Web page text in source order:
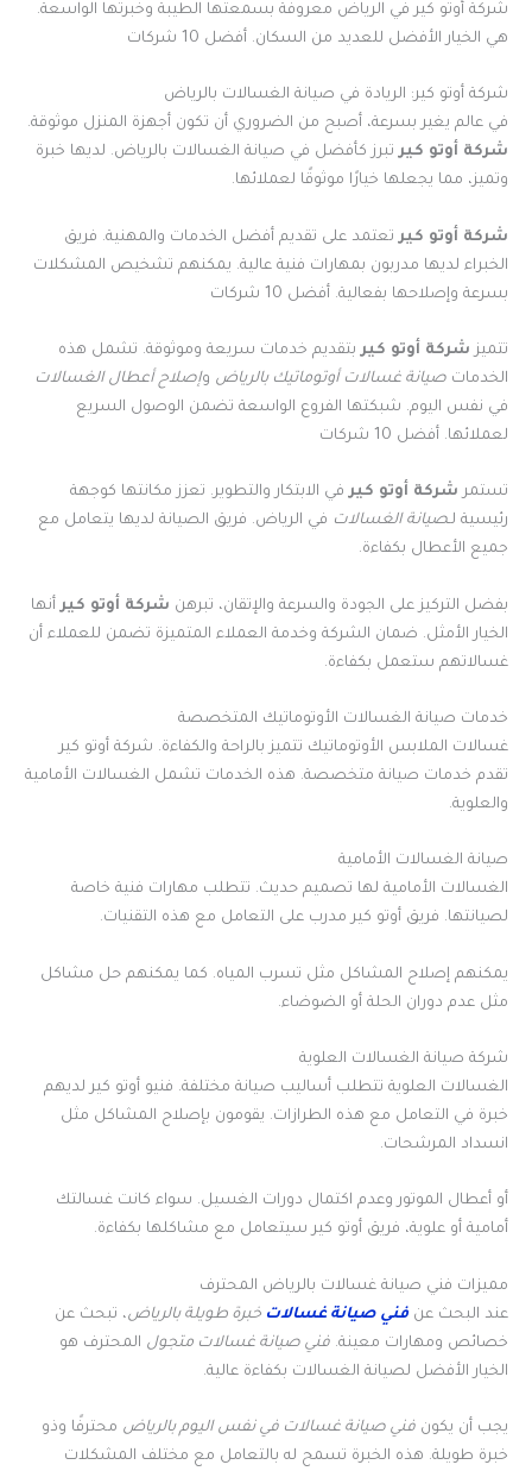
شركة أوتو كير في الرياض معروفة بسمعتها الطيبة وخبرتها الواسعة.
هي الخيار الأفضل للعديد من السكان. أفضل 10 شركات
شركة أوتو كير: الريادة في صيانة الغسالات بالرياض
في عالم يغير بسرعة، أصبح من الضروري أن تكون أجهزة المنزل موثوقة.
شركة أوتو كيرتبرز كأفضل في صيانة الغسالات بالرياض. لديها خبرة
وتميز، مما يجعلها خيارًا موثوقًا لعملائها.
شركة أوتو كير تعتمد على تقديم أفضل الخدمات والمهنية. فريق
الخبراء لديها مدربون بمهارات فنية عالية. يمكنهم تشخيص المشكلات
بسرعة وإصلاحها بفعالية. أفضل 10 شركات
تتميز شركة أوتو كيربتقديم خدمات سريعة وموثوقة. تشمل هذه
الخدمات صيانة غسالات أوتوماتيك بالرياض وإصلاح أعطال الغسالات
في نفس اليوم. شبكتها الفروع الواسعة تضمن الوصول السريع
لعملائها. أفضل 10 شركات
تستمر شركة أوتو كيرفي الابتكار والتطوير. تعزز مكانتها كوجهة
رئيسية لـصيانة الغسالات في الرياض. فريق الصيانة لديها يتعامل مع
جميع الأعطال بكفاءة.
بفضل التركيز على الجودة والسرعة والإتقان، تبرهن شركة أوتو كير أنها
الخيار الأمثل. ضمان الشركة وخدمة العملاء المتميزة تضمن للعملاء أن
غسالاتهم ستعمل بكفاءة.
خدمات صيانة الغسالات الأوتوماتيك المتخصصة
غسالات الملابس الأوتوماتيك تتميز بالراحة والكفاءة. شركة أوتو كير
تقدم خدمات صيانة متخصصة. هذه الخدمات تشمل الغسالات الأمامية
والعلوية.
صيانة الغسالات الأمامية
الغسالات الأمامية لها تصميم حديث. تتطلب مهارات فنية خاصة
لصيانتها. فريق أوتو كير مدرب على التعامل مع هذه التقنيات.
يمكنهم إصلاح المشاكل مثل تسرب المياه. كما يمكنهم حل مشاكل
مثل عدم دوران الحلة أو الضوضاء.
شركة صيانة الغسالات العلوية
الغسالات العلوية تتطلب أساليب صيانة مختلفة. فنيو أوتو كير لديهم
خبرة في التعامل مع هذه الطرازات. يقومون بإصلاح المشاكل مثل
انسداد المرشحات.
أو أعطال الموتور وعدم اكتمال دورات الغسيل. سواء كانت غسالتك
أمامية أو علوية، فريق أوتو كير سيتعامل مع مشاكلها بكفاءة.
مميزات فني صيانة غسالات بالرياض المحترف
عند البحث عنفني صيانة غسالات خبرة طويلة بالرياض، تبحث عن
خصائص ومهارات معينة. فني صيانة غسالات متجول المحترف هو
الخيار الأفضل لصيانة الغسالات بكفاءة عالية.
يجب أن يكون فني صيانة غسالات في نفس اليوم بالرياض محترفًا وذو
خبرة طويلة. هذه الخبرة تسمح له بالتعامل مع مختلف المشكلات